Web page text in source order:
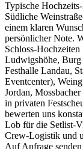
Typische
Südliche
einem klaren
persönlicher Note.
Schloss-
Ludwigshöhe, Burg
Festhalle Landau,
Eventcenter),
Jordan,
in privaten
bewerten uns
Lob für die Setlist-
Crew-Logistik und
Auf Anfrage